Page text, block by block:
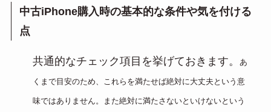
中古iPhone購入時の基本的な条件や気を付ける
点
共通的なチェック項目を挙げておきます。 あ
くまで目安のため、これらを満たせば絶対に大丈夫という意
味ではありません。また絶対に満たさないといけないという